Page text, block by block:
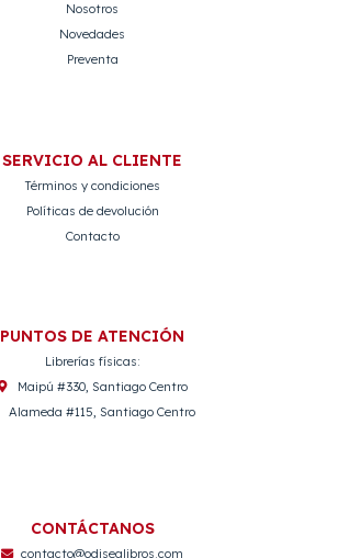
Nosotros
Novedades
Preventa
SERVICIO AL CLIENTE
Términos y condiciones
Políticas de devolución
Contacto
PUNTOS DE ATENCIÓN
Librerías físicas:
Maipú #330, Santiago Centro
Alameda #115, Santiago Centro
CONTÁCTANOS
contacto@odisealibros.com